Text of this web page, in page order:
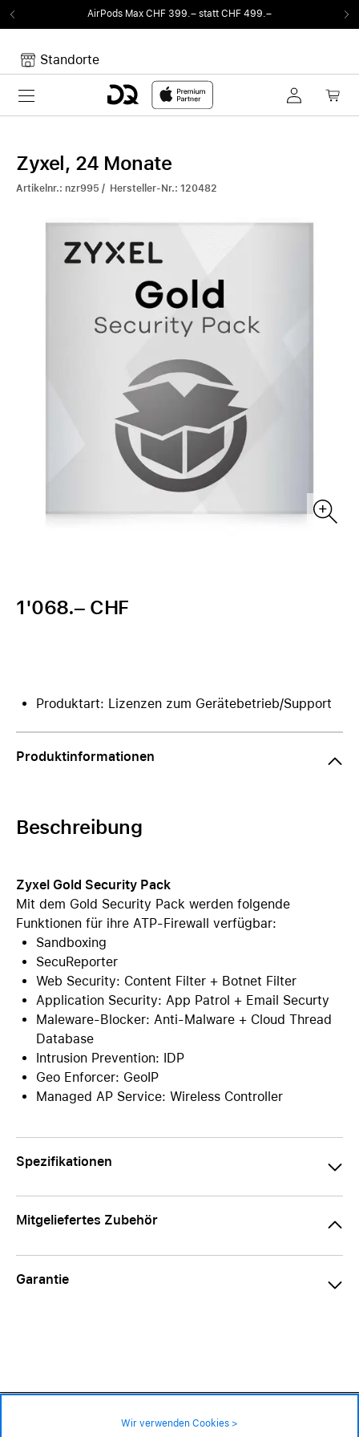
AirPods Max CHF 399.– statt CHF 499.–
Standorte
Toggle navigation
Zyxel, 24 Monate
Artikelnr.: nzr995 / Hersteller-Nr.: 120482
1'068.– CHF
Produktart: Lizenzen zum Gerätebetrieb/Support
Produktinformationen
Beschreibung
Zyxel Gold Security Pack
Mit dem Gold Security Pack werden folgende
Funktionen für ihre ATP-Firewall verfügbar:
Sandboxing
SecuReporter
Web Security: Content Filter + Botnet Filter
Application Security: App Patrol + Email Securty
Maleware-Blocker: Anti-Malware + Cloud Thread
Database
Intrusion Prevention: IDP
Geo Enforcer: GeoIP
Managed AP Service: Wireless Controller
Spezifikationen
Mitgeliefertes Zubehör
Garantie
nicht an Lager – lieferbar auf Bestellung
Wir verwenden Cookies >